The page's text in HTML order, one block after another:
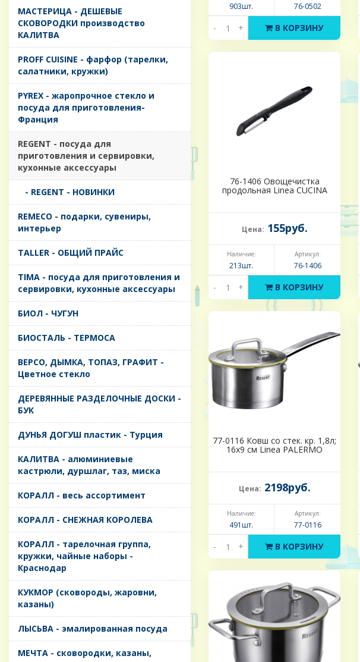
MАСТЕРИЦА - ДЕШЕВЫЕ
СКОВОРОДКИ производство
КАЛИТВА
PROFF CUISINE - фарфор (тарелки,
салатники, кружки)
PYREX - жаропрочное стекло и
посуда для приготовления-
Франция
REGENT - посуда для
приготовления и сервировки,
кухонные аксессуары
- REGENT - НОВИНКИ
REMECO - подарки, сувениры,
интерьер
TALLER - ОБЩИЙ ПРАЙС
TIMA - посуда для приготовления и
сервировки, кухонные аксессуары
БИОЛ - ЧУГУН
БИОСТАЛЬ - ТЕРМОСА
ВЕРСО, ДЫМКА, ТОПАЗ, ГРАФИТ -
Цветное стекло
ДЕРЕВЯННЫЕ РАЗДЕЛОЧНЫЕ ДОСКИ -
БУК
ДУНЬЯ ДОГУШ пластик - Турция
КАЛИТВА - алюминиевые
кастрюли, дуршлаг, таз, миска
КОРАЛЛ - весь ассортимент
КОРАЛЛ - СНЕЖНАЯ КОРОЛЕВА
КОРАЛЛ - тарелочная группа,
кружки, чайные наборы -
Краснодар
КУКМОР (сковороды, жаровни,
казаны)
ЛЫСЬВА - эмалированная посуда
МЕЧТА - сковородки, казаны,
903шт. 76-0502
- + В КОРЗИНУ
76-1406 Овощечистка
продольная Linea CUCINA
Цена: 155руб.
Наличие:
213шт.
Артикул:
76-1406
- + В КОРЗИНУ
77-0116 Ковш со стек. кр. 1,8л;
16х9 см Linea PALERMO
Цена: 2198руб.
Наличие:
491шт.
Артикул:
77-0116
- + В КОРЗИНУ